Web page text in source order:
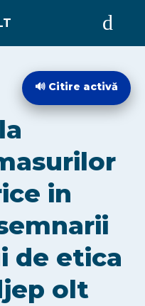
in
de etica
olt
🔊 Citire activă